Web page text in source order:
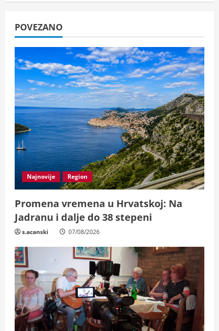
e
R
e
a
d
i
n
g
POVEZANO
Najnovije Region
Promena vremena u Hrvatskoj: Na
Jadranu i dalje do 38 stepeni
s.acanski 07/08/2026